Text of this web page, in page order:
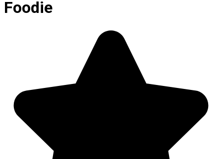
Foodie